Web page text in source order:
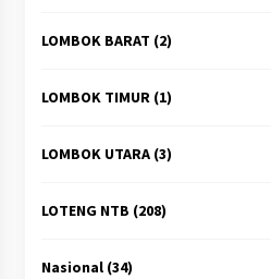
LOMBOK BARAT (2)
LOMBOK TIMUR(1)
LOMBOK UTARA(3)
LOTENG NTB (208)
Nasional(34)